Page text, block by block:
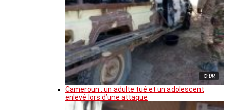
© DR
Cameroun : un adulte tué et un adolescent
enlevé lors d’une attaque